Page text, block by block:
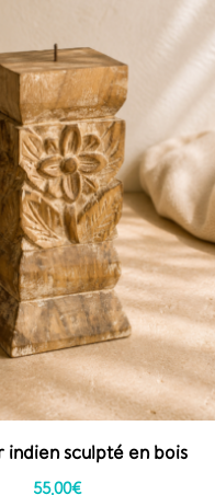
indien sculpté en bois
55,00€